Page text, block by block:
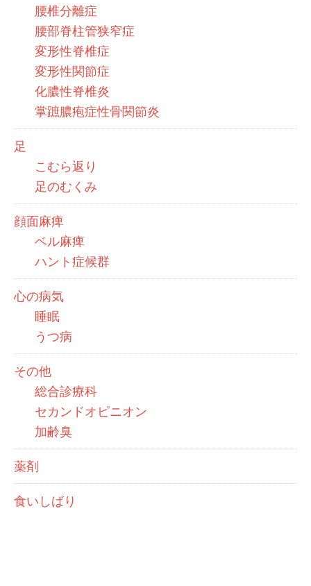
腰椎分離症
腰部脊柱管狭窄症
変形性脊椎症
変形性関節症
化膿性脊椎炎
掌蹠膿疱症性骨関節炎
足
こむら返り
足のむくみ
顔面麻痺
ベル麻痺
ハント症候群
心の病気
睡眠
うつ病
その他
総合診療科
セカンドオピニオン
加齢臭
薬剤
食いしばり